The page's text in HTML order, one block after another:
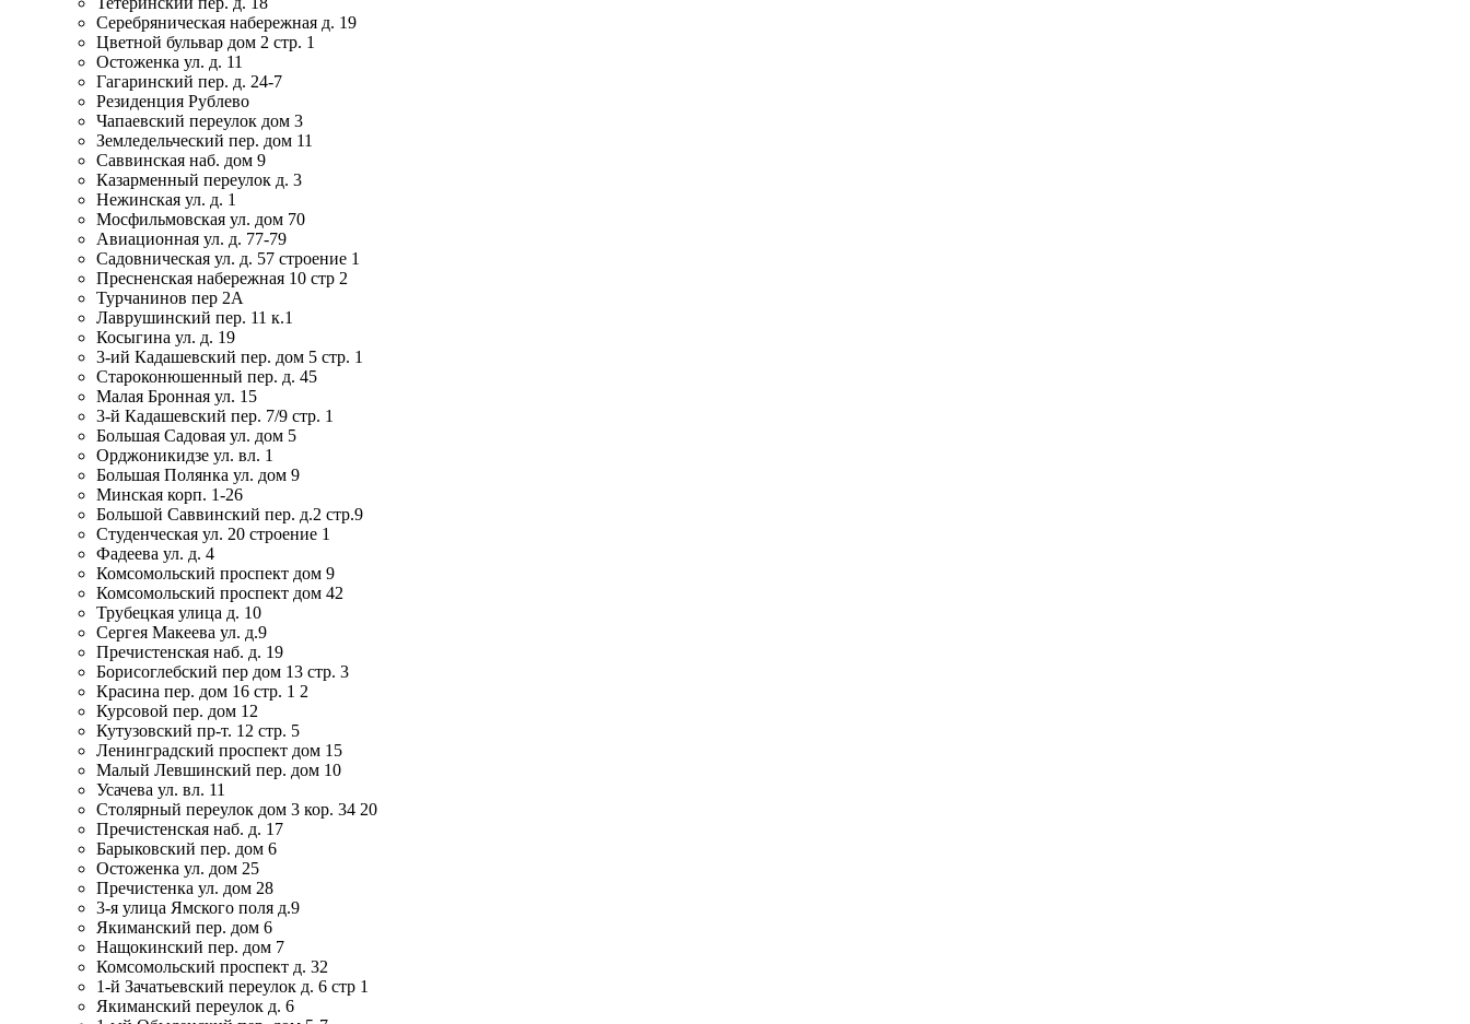
Серебряническая набережная д. 19
Цветной бульвар дом 2 стр. 1
Остоженка ул. д. 11
Гагаринский пер. д. 24-7
Резиденция Рублево
Чапаевский переулок дом 3
Земледельческий пер. дом 11
Саввинская наб. дом 9
Казарменный переулок д. 3
Нежинская ул. д. 1
Мосфильмовская ул. дом 70
Авиационная ул. д. 77-79
Садовническая ул. д. 57 строение 1
Пресненская набережная 10 стр 2
Турчанинов пер 2А
Лаврушинский пер. 11 к.1
Косыгина ул. д. 19
3-ий Кадашевский пер. дом 5 стр. 1
Староконюшенный пер. д. 45
Малая Бронная ул. 15
3-й Кадашевский пер. 7/9 стр. 1
Большая Садовая ул. дом 5
Орджоникидзе ул. вл. 1
Большая Полянка ул. дом 9
Минская корп. 1-26
Большой Саввинский пер. д.2 стр.9
Студенческая ул. 20 строение 1
Фадеева ул. д. 4
Комсомольский проспект дом 9
Комсомольский проспект дом 42
Трубецкая улица д. 10
Сергея Макеева ул. д.9
Пречистенская наб. д. 19
Борисоглебский пер дом 13 стр. 3
Красина пер. дом 16 стр. 1 2
Курсовой пер. дом 12
Кутузовский пр-т. 12 стр. 5
Ленинградский проспект дом 15
Малый Левшинский пер. дом 10
Усачева ул. вл. 11
Столярный переулок дом 3 кор. 34 20
Пречистенская наб. д. 17
Барыковский пер. дом 6
Остоженка ул. дом 25
Пречистенка ул. дом 28
3-я улица Ямского поля д.9
Якиманский пер. дом 6
Нащокинский пер. дом 7
Комсомольский проспект д. 32
1-й Зачатьевский переулок д. 6 стр 1
Якиманский переулок д. 6